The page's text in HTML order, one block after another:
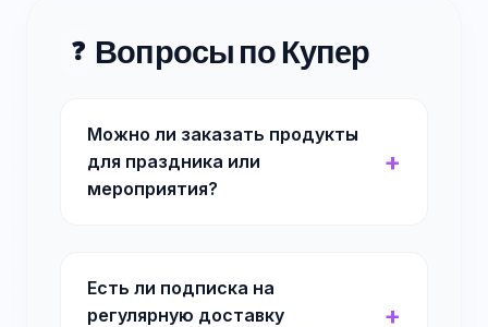
❓ Вопросы по Купер
Можно ли заказать продукты
для праздника или
мероприятия?
Есть ли подписка на
регулярную доставку